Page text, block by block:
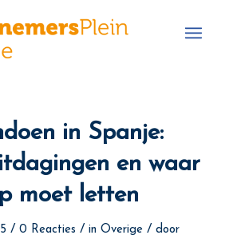
in Spanje:
en waar
moet letten
/ 0 Reacties / inOverige / door